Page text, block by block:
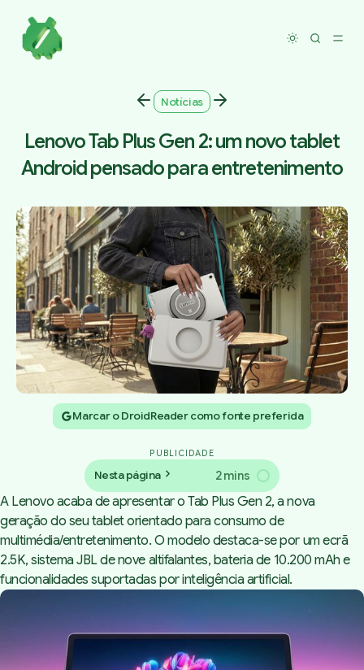
Toggle
Notícias
Lenovo Tab Plus Gen 2: um novo tablet
Android pensado para entretenimento
Marcar o DroidReader como fonte preferida
PUBLICIDADE
Nesta página 2 mins
A Lenovo acaba de apresentar o Tab Plus Gen 2, a nova
geração do seu tablet orientado para consumo de
multimédia/entretenimento. O modelo destaca-se por um ecrã
2.5K, sistema JBL de nove altifalantes, bateria de 10.200 mAh e
funcionalidades suportadas por inteligência artificial.